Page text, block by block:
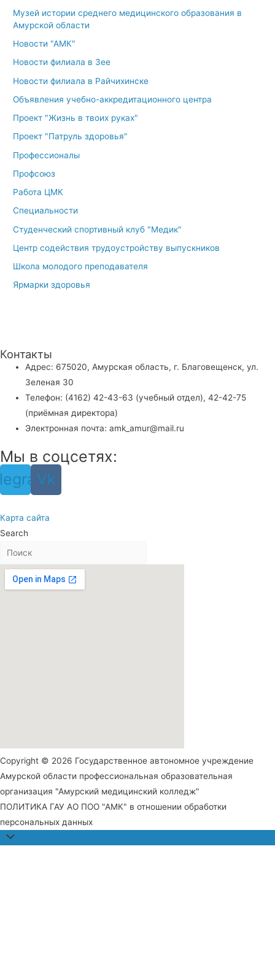
Музей истории среднего медицинского образования в
Амурской области
Новости "АМК"
Новости филиала в Зее
Новости филиала в Райчихинске
Объявления учебно-аккредитационного центра
Проект "Жизнь в твоих руках"
Проект "Патруль здоровья"
Профессионалы
Профсоюз
Работа ЦМК
Специальности
Студенческий спортивный клуб "Медик"
Центр содействия трудоустройству выпускников
Школа молодого преподавателя
Ярмарки здоровья
Контакты
Адрес: 675020, Амурская область, г. Благовещенск, ул.
Зеленая 30
Телефон: (4162) 42-43-63 (учебный отдел), 42-42-75
(приёмная директора)
Электронная почта: amk_amur@mail.ru
Мы в соцсетях:
Vk
Карта сайта
Search
Copyright © 2026 Государственное автономное учреждение
Амурской области профессиональная образовательная
организация "Амурский медицинский колледж"
ПОЛИТИКА ГАУ АО ПОО "АМК" в отношении обработки
персональных данных
Прокрутить